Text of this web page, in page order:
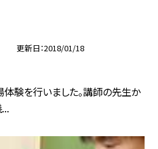
更新日 2018/01/18
験を行いました。講師の先生か